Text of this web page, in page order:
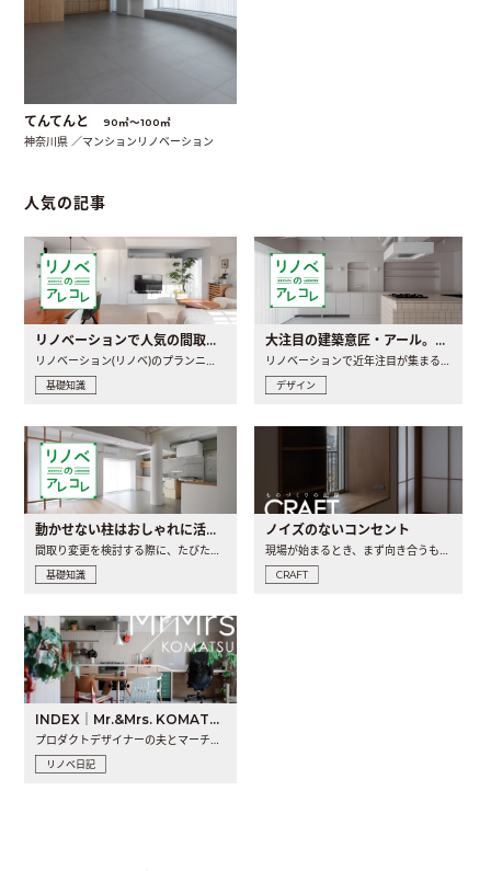
てんてんと 90㎡〜100㎡
神奈川県 ／マンションリノベーション
人気の記事
リノベーションで人気の間取りとは？トレンドの間取りと実例を徹底解説
リノベーション(リノベ)のプランニングで一番最初に決めるのは..
基礎知識
大注目の建築意匠・アール。人気の理由と空間に取り入れるポイント
リノベーションで近年注目が集まる建築意匠の一つであるアール..
デザイン
動かせない柱はおしゃれに活用！柱を魅せるリノベーション(リノベ)4選
間取り変更を検討する際に、たびたび皆さんの頭を悩ませる動か..
基礎知識
ノイズのないコンセント
現場が始まるとき、まず向き合うものの一つがコンセントです..
CRAFT
INDEX｜Mr.&Mrs. KOMATSU renovation diary
プロダクトデザイナーの夫とマーチャンダイザーの妻が、夫婦で..
リノベ日記